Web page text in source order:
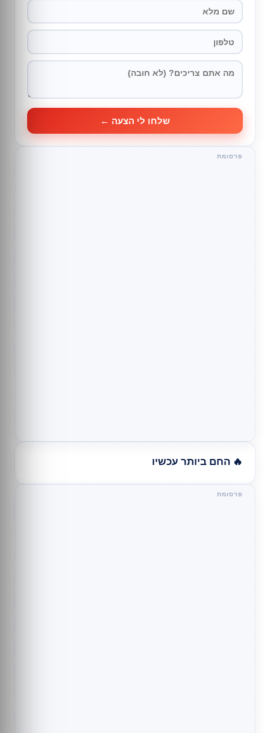
שלחו לי הצעה ←
🔥 החם ביותר עכשיו